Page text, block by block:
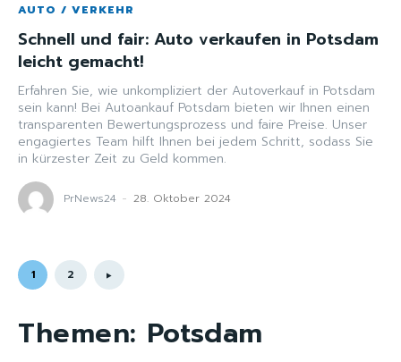
AUTO / VERKEHR
Schnell und fair: Auto verkaufen in Potsdam
leicht gemacht!
Erfahren Sie, wie unkompliziert der Autoverkauf in Potsdam
sein kann! Bei Autoankauf Potsdam bieten wir Ihnen einen
transparenten Bewertungsprozess und faire Preise. Unser
engagiertes Team hilft Ihnen bei jedem Schritt, sodass Sie
in kürzester Zeit zu Geld kommen.
PrNews24 - 28. Oktober 2024
1 2
Themen: Potsdam